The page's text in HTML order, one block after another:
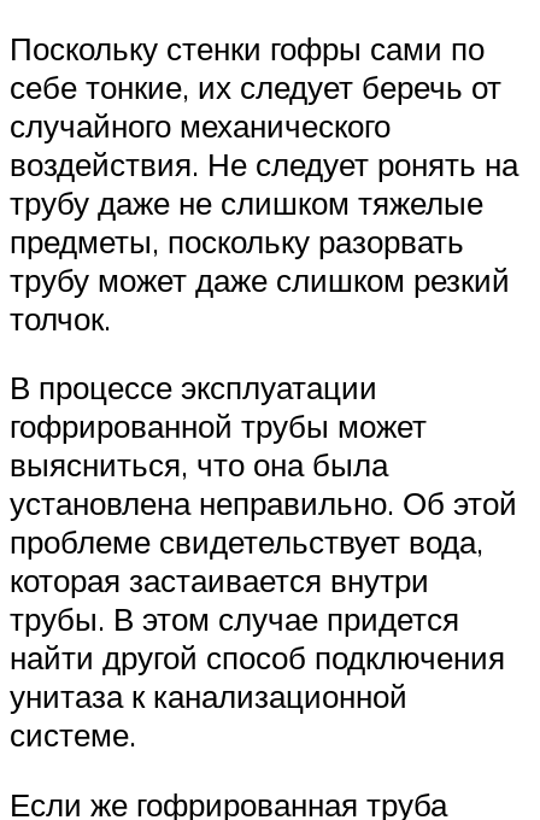
Поскольку стенки гофры сами по
себе тонкие, их следует беречь от
случайного механического
воздействия. Не следует ронять на
трубу даже не слишком тяжелые
предметы, поскольку разорвать
трубу может даже слишком резкий
толчок.
В процессе эксплуатации
гофрированной трубы может
выясниться, что она была
установлена неправильно. Об этой
проблеме свидетельствует вода,
которая застаивается внутри
трубы. В этом случае придется
найти другой способ подключения
унитаза к канализационной
системе.
Если же гофрированная труба